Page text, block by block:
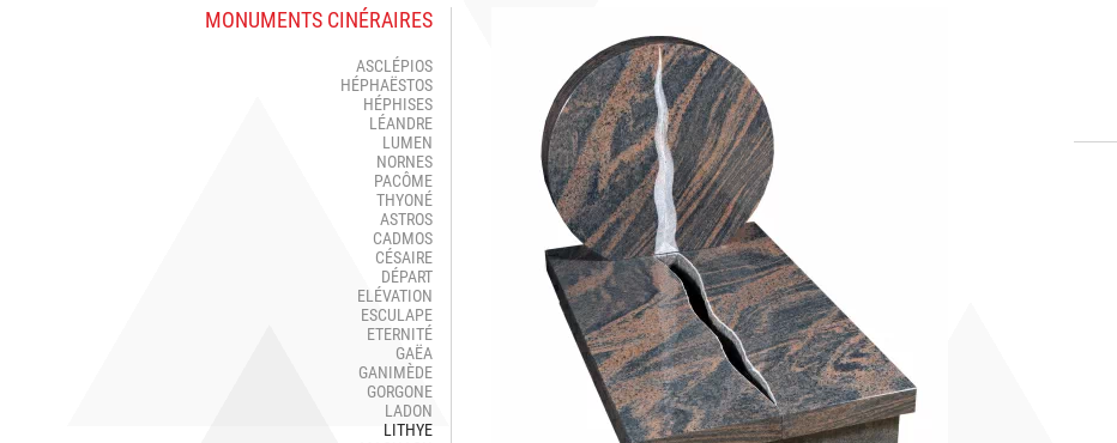
MONUMENTS CINÉRAIRES
ASCLÉPIOS
HÉPHAËSTOS
HÉPHISES
LÉANDRE
LUMEN
NORNES
PACÔME
THYONÉ
ASTROS
CADMOS
CÉSAIRE
DÉPART
ELÉVATION
ESCULAPE
ETERNITÉ
GAËA
GANIMÈDE
GORGONE
LADON
LITHYE